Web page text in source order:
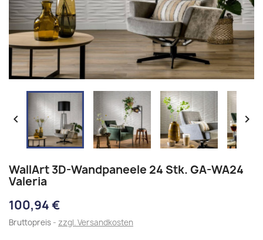
 
WallArt 3D-Wandpaneele 24 Stk. GA-WA24
Valeria
100,94 €
Bruttopreis zzgl. Versandkosten